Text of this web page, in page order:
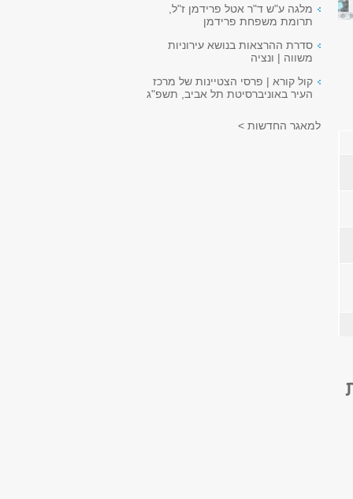
מלגה ע"ש ד"ר אטל פרידמן ז"ל,
תרומת משפחת פרידמן
סדרת ההרצאות בנושא עירוניות
משווה | ונציה
קול קורא | פרסי הצטיינות של מרכז
העיר באוניברסיטת תל אביב, תשפ"ג
למאגר החדשות >